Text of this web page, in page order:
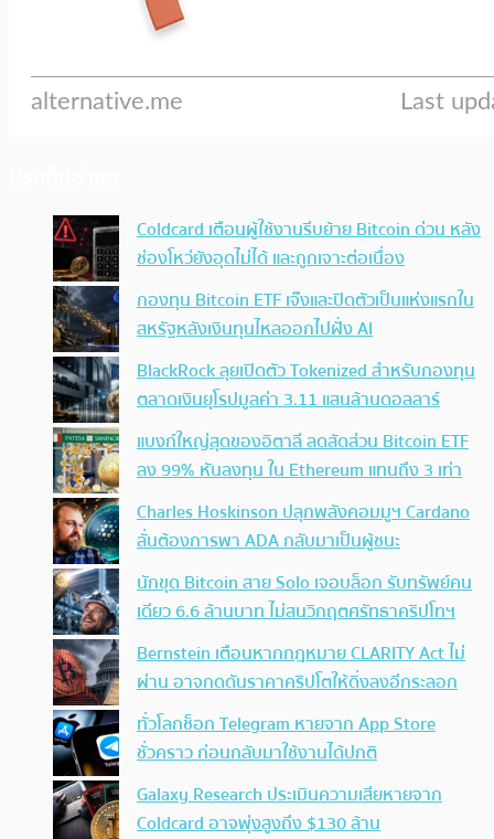
Coldcard เตือนผู้ใช้งานรีบย้าย Bitcoin ด่วน หลัง
ช่องโหว่ยังอุดไม่ได้ และถูกเจาะต่อเนื่อง
กองทุน Bitcoin ETF เจ๊งและปิดตัวเป็นแห่งแรกใน
สหรัฐหลังเงินทุนไหลออกไปฝั่ง AI
BlackRock ลุยเปิดตัว Tokenized สำหรับกองทุน
ตลาดเงินยุโรปมูลค่า 3.11 แสนล้านดอลลาร์
แบงก์ใหญ่สุดของอิตาลี ลดสัดส่วน Bitcoin ETF
ลง 99% หันลงทุน ใน Ethereum แทนถึง 3 เท่า
Charles Hoskinson ปลุกพลังคอมมูฯ Cardano
ลั่นต้องการพา ADA กลับมาเป็นผู้ชนะ
นักขุด Bitcoin สาย Solo เจอบล็อก รับทรัพย์คน
เดียว 6.6 ล้านบาท ไม่สนวิกฤตศรัทธาคริปโทฯ
Bernstein เตือนหากกฎหมาย CLARITY Act ไม่
ผ่าน อาจกดดันราคาคริปโตให้ดิ่งลงอีกระลอก
ทั่วโลกช็อก Telegram หายจาก App Store
ชั่วคราว ก่อนกลับมาใช้งานได้ปกติ
Galaxy Research ประเมินความเสียหายจาก
Coldcard อาจพุ่งสูงถึง $130 ล้าน